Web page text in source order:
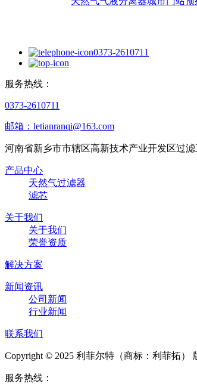
0373-2610711
服务热线：
0373-2610711
邮箱：letianranqi@163.com
河南省新乡市市辖区高新技术产业开发区过
产品中心
天然气过滤器
滤芯
关于我们
关于我们
荣誉资质
解决方案
新闻资讯
公司新闻
行业新闻
联系我们
Copyright © 2025 利菲尔特（商标：利菲拓）
服务热线：